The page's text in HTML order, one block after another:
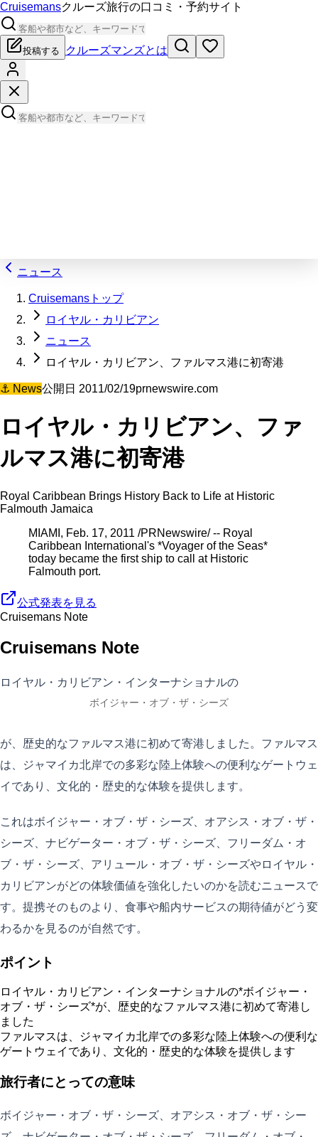
Cruisemansクルーズ旅行の口コミ・予約サイト
投稿する クルーズマンズとは
ニュース
Cruisemansトップ
ロイヤル・カリビアン
ニュース
ロイヤル・カリビアン、ファルマス港に初寄港
⚓ News公開日 2011/02/19prnewswire.com
ロイヤル・カリビアン、ファ
ルマス港に初寄港
Royal Caribbean Brings History Back to Life at Historic
Falmouth Jamaica
MIAMI, Feb. 17, 2011 /PRNewswire/ -- Royal
Caribbean International's *Voyager of the Seas*
today became the first ship to call at Historic
Falmouth port.
公式発表を見る
Cruisemans Note
Cruisemans Note
ロイヤル・カリビアン・インターナショナルの
ボイジャー・オブ・ザ・シーズ
が、歴史的なファルマス港に初めて寄港しました。ファルマス
は、ジャマイカ北岸での多彩な陸上体験への便利なゲートウェ
イであり、文化的・歴史的な体験を提供します。
これはボイジャー・オブ・ザ・シーズ、オアシス・オブ・ザ・
シーズ、ナビゲーター・オブ・ザ・シーズ、フリーダム・オ
ブ・ザ・シーズ、アリュール・オブ・ザ・シーズやロイヤル・
カリビアンがどの体験価値を強化したいのかを読むニュースで
す。提携そのものより、食事や船内サービスの期待値がどう変
わるかを見るのが自然です。
ポイント
ロイヤル・カリビアン・インターナショナルの*ボイジャー・
オブ・ザ・シーズ*が、歴史的なファルマス港に初めて寄港し
ました
ファルマスは、ジャマイカ北岸での多彩な陸上体験への便利な
ゲートウェイであり、文化的・歴史的な体験を提供します
旅行者にとっての意味
ボイジャー・オブ・ザ・シーズ、オアシス・オブ・ザ・シー